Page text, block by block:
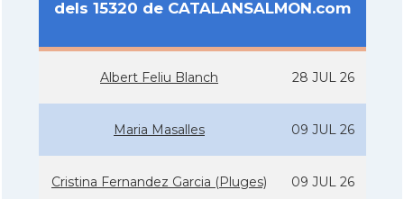
dels 15320 de CATALANSALMON.com
Albert Feliu Blanch 28 JUL 26
Maria Masalles 09 JUL 26
Cristina Fernandez Garcia (Pluges) 09 JUL 26